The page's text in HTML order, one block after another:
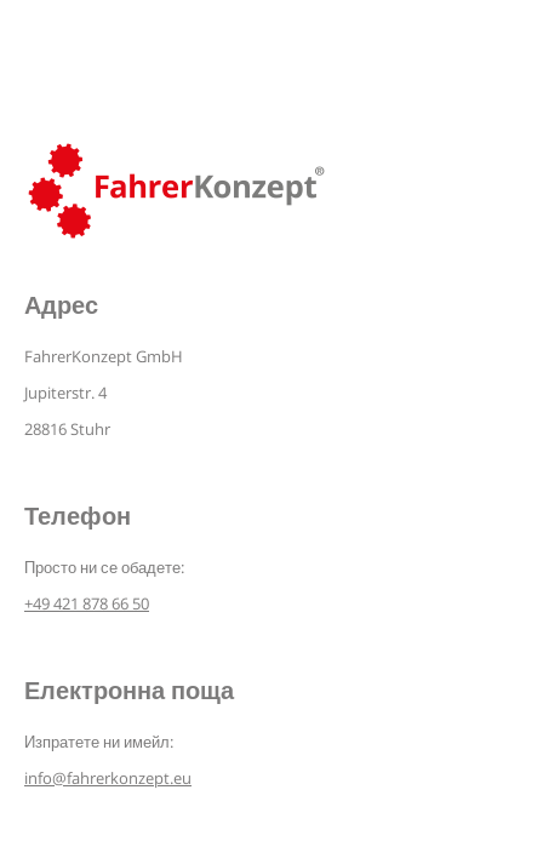
Адрес
FahrerKonzept GmbH
Jupiterstr. 4
28816 Stuhr
Телефон
Просто ни се обадете:
+49 421 878 66 50
Електронна поща
Изпратете ни имейл:
info@fahrerkonzept.eu